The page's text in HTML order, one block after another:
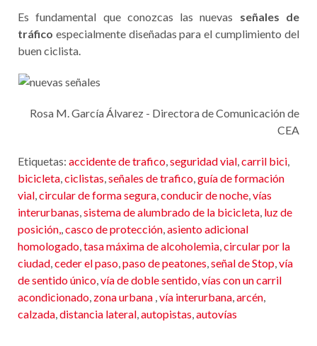
Es fundamental que conozcas las nuevas señales de
tráfico especialmente diseñadas para el cumplimiento del
buen ciclista.
Rosa M. García Álvarez - Directora de Comunicación de
CEA
Etiquetas: accidente de trafico,seguridad vial,carril bici,
bicicleta,ciclistas,señales de trafico,guía de formación
vial,circular de forma segura,conducir de noche,vías
interurbanas,sistema de alumbrado de la bicicleta, luz de
posición,,casco de protección,asiento adicional
homologado,tasa máxima de alcoholemia,circular por la
ciudad,ceder el paso,paso de peatones,señal de Stop,vía
de sentido único,vía de doble sentido,vías con un carril
acondicionado, zona urbana ,vía interurbana,arcén,
calzada,distancia lateral,autopistas,autovías